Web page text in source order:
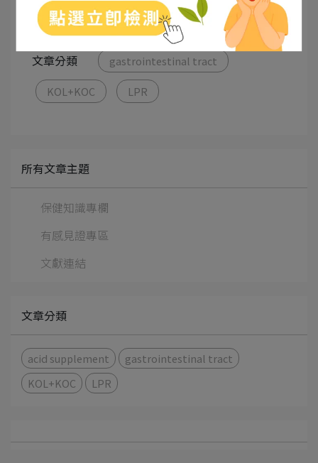
文章分類 gastrointestinal tract
KOL+KOC LPR
所有文章主題
保健知識專欄
有感見證專區
文獻連結
文章分類
acid supplement
gastrointestinal tract
KOL+KOC
LPR